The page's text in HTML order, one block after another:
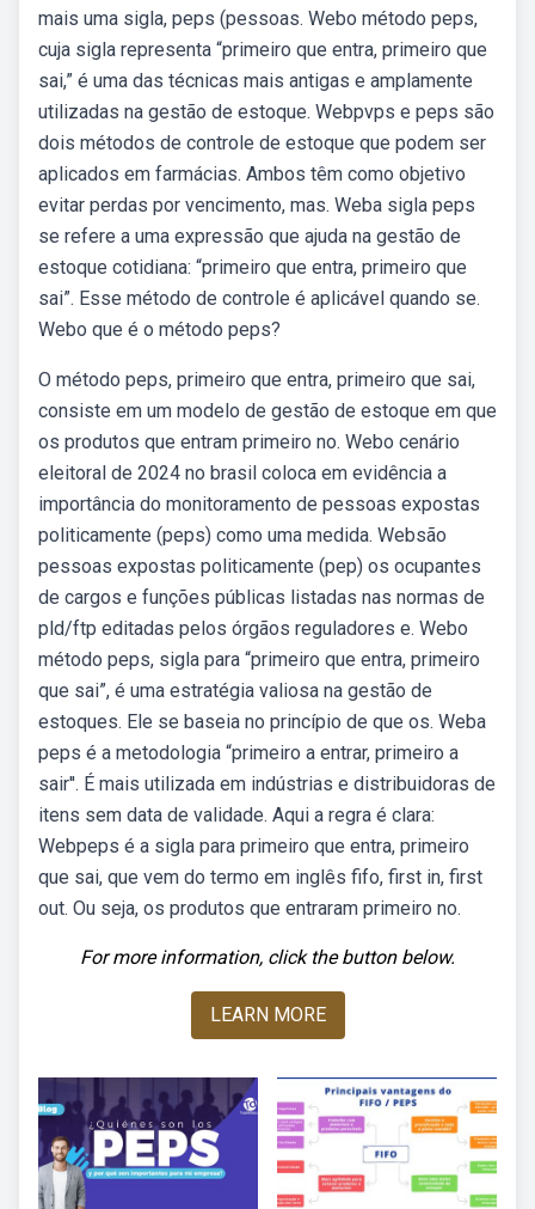
mais uma sigla, peps (pessoas. Webo método peps,
cuja sigla representa “primeiro que entra, primeiro que
sai,” é uma das técnicas mais antigas e amplamente
utilizadas na gestão de estoque. Webpvps e peps são
dois métodos de controle de estoque que podem ser
aplicados em farmácias. Ambos têm como objetivo
evitar perdas por vencimento, mas. Weba sigla peps
se refere a uma expressão que ajuda na gestão de
estoque cotidiana: “primeiro que entra, primeiro que
sai”. Esse método de controle é aplicável quando se.
Webo que é o método peps?
O método peps, primeiro que entra, primeiro que sai,
consiste em um modelo de gestão de estoque em que
os produtos que entram primeiro no. Webo cenário
eleitoral de 2024 no brasil coloca em evidência a
importância do monitoramento de pessoas expostas
politicamente (peps) como uma medida. Websão
pessoas expostas politicamente (pep) os ocupantes
de cargos e funções públicas listadas nas normas de
pld/ftp editadas pelos órgãos reguladores e. Webo
método peps, sigla para “primeiro que entra, primeiro
que sai”, é uma estratégia valiosa na gestão de
estoques. Ele se baseia no princípio de que os. Weba
peps é a metodologia “primeiro a entrar, primeiro a
sair''. É mais utilizada em indústrias e distribuidoras de
itens sem data de validade. Aqui a regra é clara:
Webpeps é a sigla para primeiro que entra, primeiro
que sai, que vem do termo em inglês fifo, first in, first
out. Ou seja, os produtos que entraram primeiro no.
For more information, click the button below.
LEARN MORE